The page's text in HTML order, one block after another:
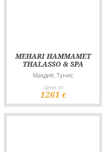
MEHARI HAMMAMET
THALASSO & SPA
Махдия, Тунис
Цени от
1261 €